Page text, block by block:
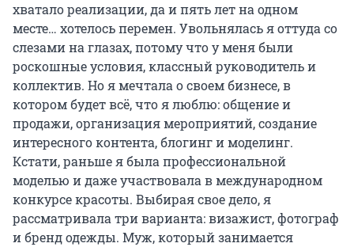
хватало реализации, да и пять лет на одном
месте… хотелось перемен. Увольнялась я оттуда со
слезами на глазах, потому что у меня были
роскошные условия, классный руководитель и
коллектив. Но я мечтала о своем бизнесе, в
котором будет всё, что я люблю: общение и
продажи, организация мероприятий, создание
интересного контента, блогинг и моделинг.
Кстати, раньше я была профессиональной
моделью и даже участвовала в международном
конкурсе красоты. Выбирая свое дело, я
рассматривала три варианта: визажист, фотограф
и бренд одежды. Муж, который занимается